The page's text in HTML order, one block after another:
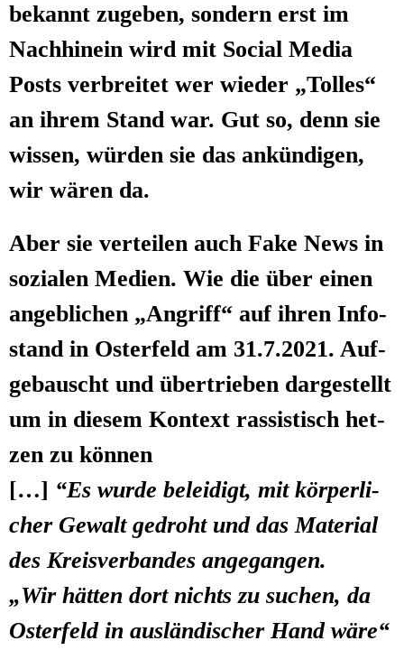
bekannt zuge­ben, son­dern erst im
Nach­hin­ein wird mit Social Media
Posts ver­brei­tet wer wie­der „Tol­les“
an ihrem Stand war. Gut so, denn sie
wis­sen, wür­den sie das ankün­di­gen,
wir wären da.
Aber sie ver­tei­len auch Fake News in
sozia­len Medi­en. Wie die über einen
angeb­li­chen „Angriff“ auf ihren Info­
stand in Oster­feld am 31.7.2021. Auf­
ge­bauscht und über­trie­ben dar­ge­stellt
um in die­sem Kon­text ras­sis­tisch het­
zen zu können
[…] “Es wur­de belei­digt, mit kör­per­li­
cher Gewalt gedroht und das Mate­ri­al
des Kreis­ver­ban­des angegangen.
„Wir hät­ten dort nichts zu suchen, da
Oster­feld in aus­län­di­scher Hand wäre“